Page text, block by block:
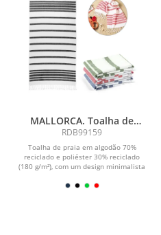
MALLORCA. Toalha de
praia em algodão 70%
reciclado e poliéster 30%
reciclado (180 g/m²)
RDB99159
Toalha de praia em algodão 70%
reciclado e poliéster 30% reciclado
(180 g/m²), com um design minimalista